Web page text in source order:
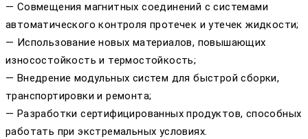
— Совмещения магнитных соединений с системами
автоматического контроля протечек и утечек жидкости;
— Использование новых материалов, повышающих
износостойкость и термостойкость;
— Внедрение модульных систем для быстрой сборки,
транспортировки и ремонта;
— Разработки сертифицированных продуктов, способных
работать при экстремальных условиях.